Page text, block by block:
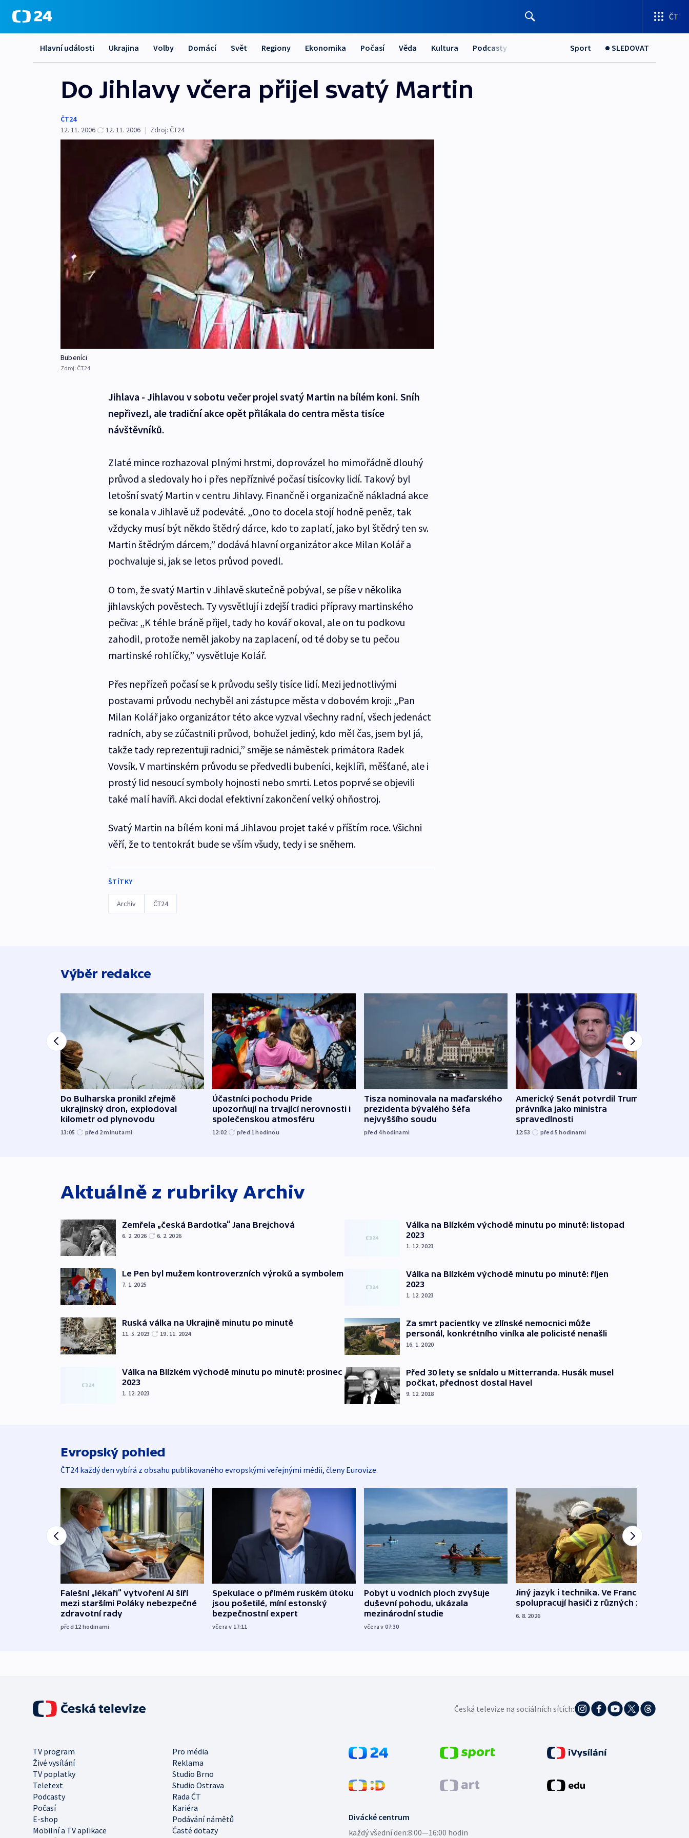
ČT
Hlavní události Ukrajina Volby Domácí Svět Regiony Ekonomika Počasí Věda Kultura Podcasty Sport SLEDOVAT
Do Jihlavy včera přijel svatý Martin
ČT24
12. 11. 2006
12. 11. 2006 | Zdroj: ČT24
Bubeníci
Zdroj: ČT24
Jihlava - Jihlavou v sobotu večer projel svatý Martin na bílém koni. Sníh
nepřivezl, ale tradiční akce opět přilákala do centra města tisíce
návštěvníků.
Zlaté mince rozhazoval plnými hrstmi, doprovázel ho mimořádně dlouhý
průvod a sledovaly ho i přes nepříznivé počasí tisícovky lidí. Takový byl
letošní svatý Martin v centru Jihlavy. Finančně i organizačně nákladná akce
se konala v Jihlavě už podeváté. „Ono to docela stojí hodně peněz, tak
vždycky musí být někdo štědrý dárce, kdo to zaplatí, jako byl štědrý ten sv.
Martin štědrým dárcem,” dodává hlavní organizátor akce Milan Kolář a
pochvaluje si, jak se letos průvod povedl.
O tom, že svatý Martin v Jihlavě skutečně pobýval, se píše v několika
jihlavských pověstech. Ty vysvětlují i zdejší tradici přípravy martinského
pečiva: „K téhle bráně přijel, tady ho kovář okoval, ale on tu podkovu
zahodil, protože neměl jakoby na zaplacení, od té doby se tu pečou
martinské rohlíčky,” vysvětluje Kolář.
Přes nepřízeň počasí se k průvodu sešly tisíce lidí. Mezi jednotlivými
postavami průvodu nechyběl ani zástupce města v dobovém kroji: „Pan
Milan Kolář jako organizátor této akce vyzval všechny radní, všech jedenáct
radních, aby se zúčastnili průvod, bohužel jediný, kdo měl čas, jsem byl já,
takže tady reprezentuji radnici,” směje se náměstek primátora Radek
Vovsík. V martinském průvodu se předvedli bubeníci, kejklíři, měšťané, ale i
prostý lid nesoucí symboly hojnosti nebo smrti. Letos poprvé se objevili
také malí havíři. Akci dodal efektivní zakončení velký ohňostroj.
Svatý Martin na bílém koni má Jihlavou projet také v příštím roce. Všichni
věří, že to tentokrát bude se vším všudy, tedy i se sněhem.
ŠTÍTKY
Archiv ČT24
Výběr redakce
Do Bulharska pronikl zřejmě
ukrajinský dron, explodoval
kilometr od plynovodu
13:05 před 2minutami
Účastníci pochodu Pride
upozorňují na trvající nerovnosti i
společenskou atmosféru
12:02 před 1hodinou
Tisza nominovala na maďarského
prezidenta bývalého šéfa
nejvyššího soudu
před 4hodinami
Americký Senát potvrdil Trumpova
právníka jako ministra
spravedlnosti
12:53 před 5hodinami
Aktuálně z rubriky Archiv
Zemřela „česká Bardotka“ Jana Brejchová
6. 2. 2026 6. 2. 2026
Le Pen byl mužem kontroverzních výroků a symbolem
7. 1. 2025
Ruská válka na Ukrajině minutu po minutě
11. 5. 2023 19. 11. 2024
Válka na Blízkém východě minutu po minutě: prosinec
2023
1. 12. 2023
Válka na Blízkém východě minutu po minutě: listopad
2023
1. 12. 2023
Válka na Blízkém východě minutu po minutě: říjen
2023
1. 12. 2023
Za smrt pacientky ve zlínské nemocnici může
personál, konkrétního viníka ale policisté nenašli
16. 1. 2020
Před 30 lety se snídalo u Mitterranda. Husák musel
počkat, přednost dostal Havel
9. 12. 2018
Evropský pohled
ČT24 každý den vybírá z obsahu publikovaného evropskými veřejnými médii, členy Eurovize.
Falešní „lékaři“ vytvoření AI šíří
mezi staršími Poláky nebezpečné
zdravotní rady
před 12 hodinami
Spekulace o přímém ruském útoku
jsou pošetilé, míní estonský
bezpečnostní expert
včera v 17:11
Pobyt u vodních ploch zvyšuje
duševní pohodu, ukázala
mezinárodní studie
včera v 07:30
Jiný jazyk i technika. Ve Francii
spolupracují hasiči z různých zemí
6. 8. 2026
Česká televize na sociálních sítích:
TV program
Pro média
Živé vysílání
Reklama
TV poplatky
Studio Brno
Teletext
Studio Ostrava
Podcasty
Rada ČT
Počasí
Kariéra
E-shop
Podávání námětů
Mobilní a TV aplikace
Časté dotazy
Divácké centrum
každý všední den:8:00—16:00 hodin